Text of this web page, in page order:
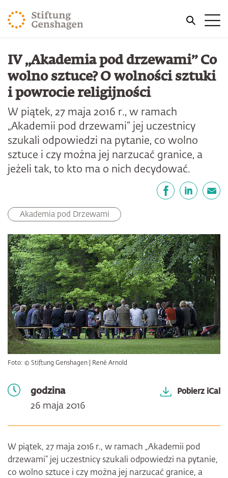
PRZJDŹ DO TREŚCI GŁÓWNEJ
PRZEJDŹ DO WYSZUKIWARKI
IV „Akademia pod drzewami” Co
wolno sztuce? O wolności sztuki
i powrocie religijności
W piątek, 27 maja 2016 r., w ramach
„Akademii pod drzewami“ jej uczestnicy
szukali odpowiedzi na pytanie, co wolno
sztuce i czy można jej narzucać granice, a
jeżeli tak, to kto ma o nich decydować.
Akademia pod Drzewami
Foto: © Stiftung Genshagen | René Arnold
godzina
26 maja 2016
Pobierz iCal
W piątek, 27 maja 2016 r., w ramach „Akademii pod
drzewami“ jej uczestnicy szukali odpowiedzi na pytanie,
co wolno sztuce i czy można jej narzucać granice, a